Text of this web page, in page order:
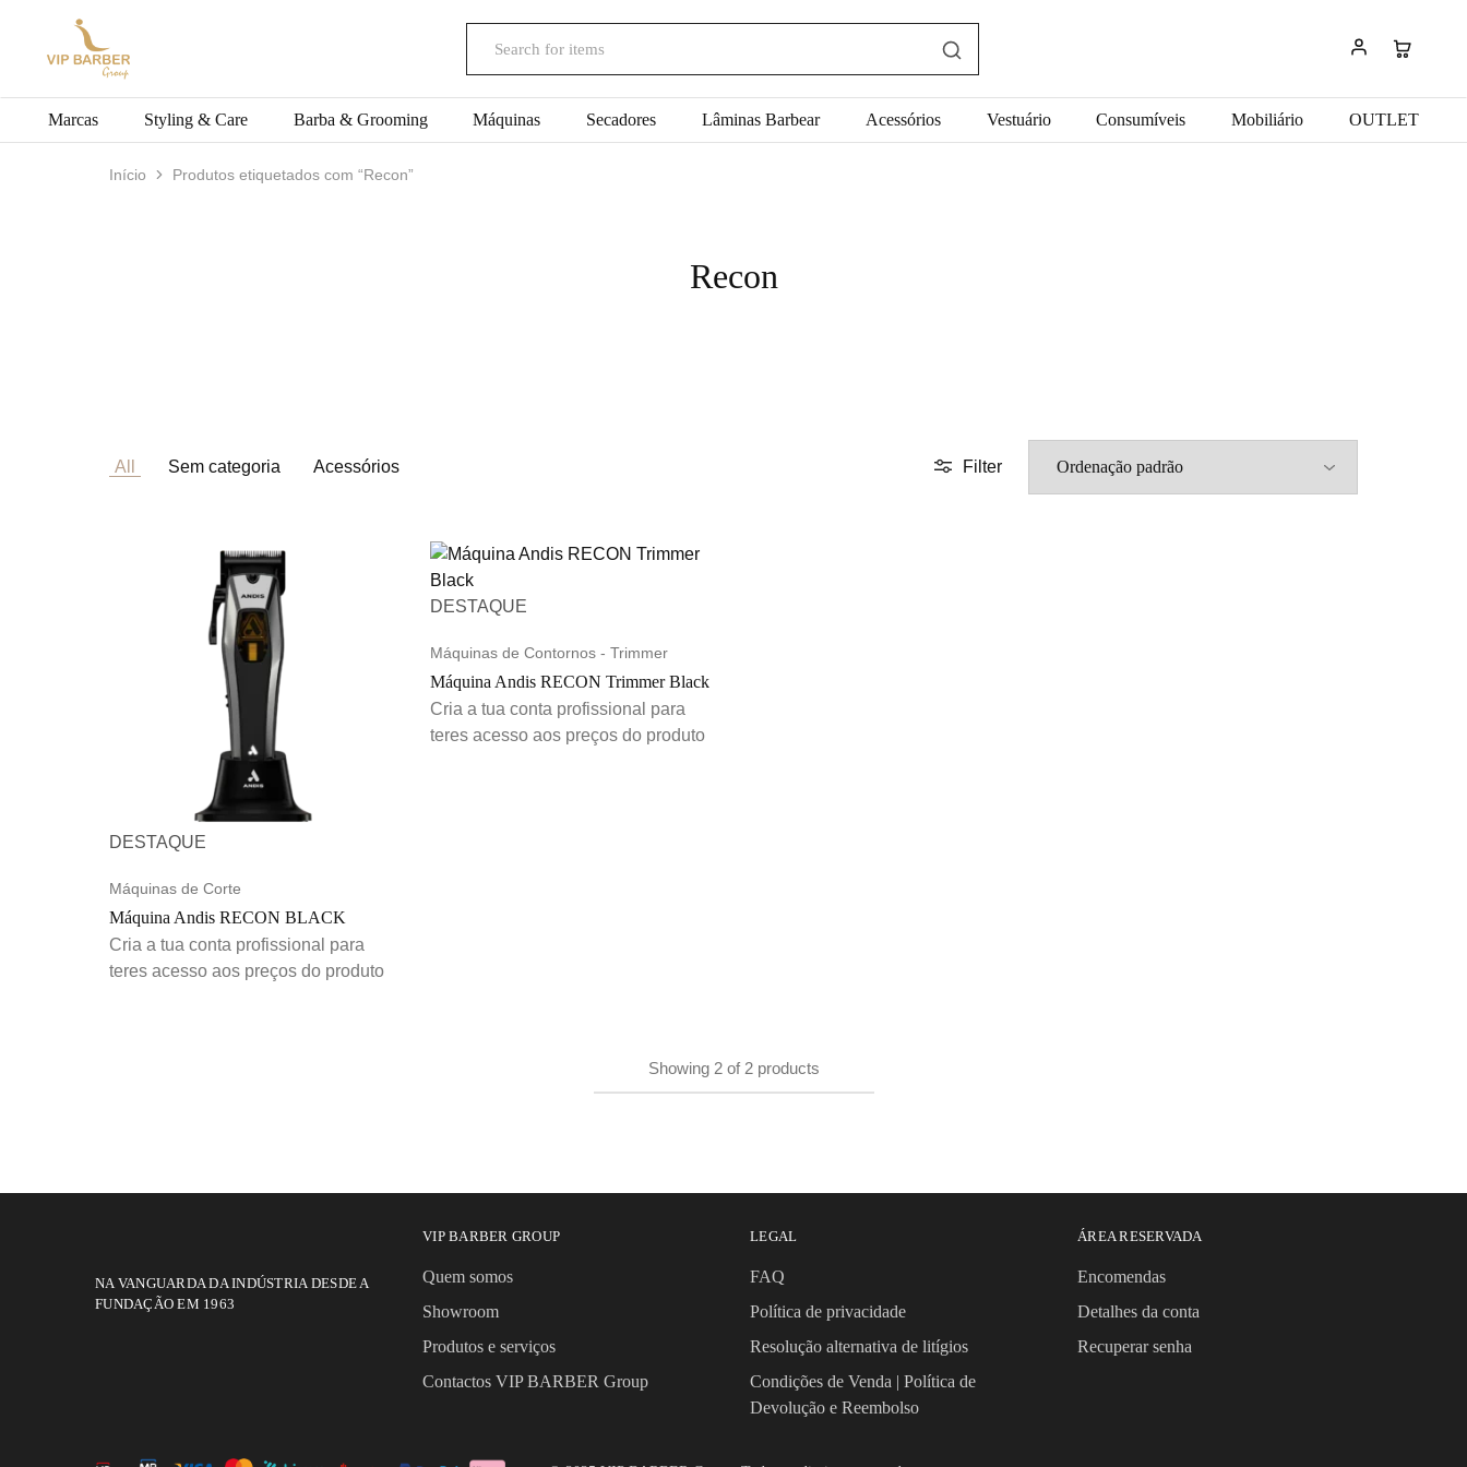
VIP
BARBER
Produtos
Marcas
Styling & Care Barba & Grooming Máquinas Secadores Lâminas Barbear Acessórios Vestuário Consumíveis Mobiliário OUTLET
Início Produtos etiquetados com “Recon”
Recon
All Sem categoria Acessórios Filter
DESTAQUE
Máquinas de Corte
Máquina Andis RECON BLACK
Cria a tua conta profissional para
teres acesso aos preços do produto
DESTAQUE
Máquinas de Contornos - Trimmer
Máquina Andis RECON Trimmer Black
Cria a tua conta profissional para
teres acesso aos preços do produto
Showing2 of 2 products
NA VANGUARDA DA INDÚSTRIA DESDE A
FUNDAÇÃO EM 1963
VIP BARBER GROUP
Quem somos
Showroom
Produtos e serviços
Contactos VIP BARBER Group
LEGAL
FAQ
Política de privacidade
Resolução alternativa de litígios
Condições de Venda | Política de
Devolução e Reembolso
ÁREA RESERVADA
Encomendas
Detalhes da conta
Recuperar senha